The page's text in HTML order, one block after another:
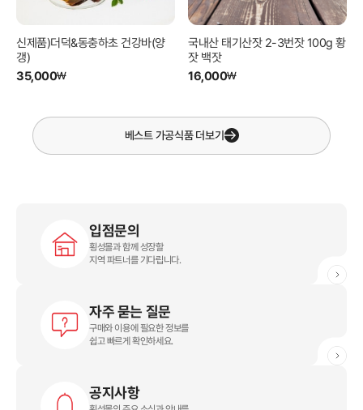
신제품)더덕&동충하초 건강바(양
갱)
35,000₩
국내산 태기산잣 2-3번잣 100g 황
잣 백잣
16,000₩
베스트가공식품더보기
입점문의
횡성몰과 함께 성장할
지역 파트너를 기다립니다.
자주 묻는 질문
구매와 이용에 필요한 정보를
쉽고 빠르게 확인하세요.
공지사항